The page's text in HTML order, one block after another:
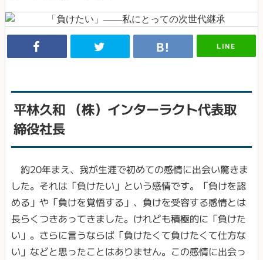
LINE
平林久和 （株）インターラクト代表取
締役社長
約20年まえ、我が生涯で初めての感情に出会い驚きま
した。それは「負けたい」という感情です。「負けを認
める」や「負けを覚悟する」、負けを受容する感情とは
長らくつきあってきました。けれども積極的に「負けた
い」。さらに言うならば「負けたくて負けたくて仕方な
い」などと思ったことはありません。この感情に出会っ